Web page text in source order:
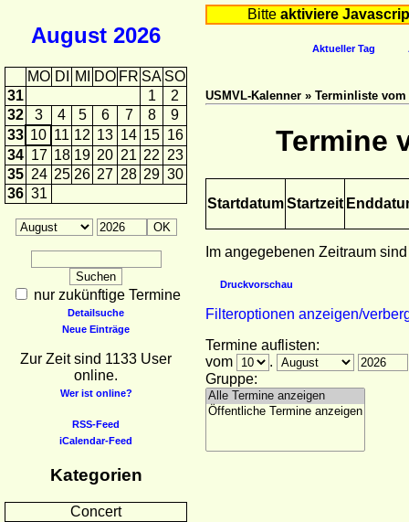
August 2026
MO DI MI DO FR SA SO
31
1
2
32
3 4 5 6 7 8
9
33 10 11 12 13 14 15 16
34 17 18 19 20 21 22 23
35 24 25 26 27 28 29 30
36 31
nur zukünftige Termine
Detailsuche
Neue Einträge
Zur Zeit sind 1133 User
online.
Wer ist online?
RSS-Feed
iCalendar-Feed
Kategorien
Concert
Bitte aktiviere
Aktueller Tag
USMVL-Kalenner » Terminliste vom
Termine
StartdatumStartzeit
Im angegebenen Zeitraum
Druckvorschau
Filteroptionen anzeigen/
Termine auflisten:
vom
.
Gruppe: